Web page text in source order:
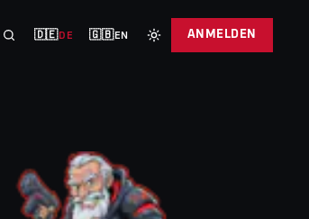
🇩🇪DE 🇬🇧EN ANMELDEN